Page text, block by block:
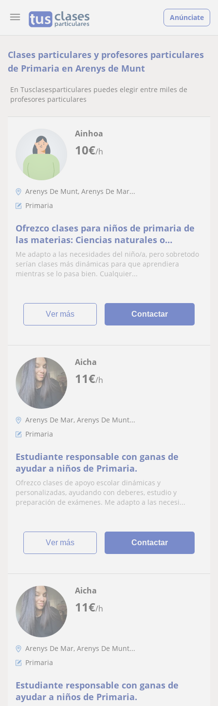
Anúnciate
Clases particulares y profesores particulares
de Primaria en Arenys de Munt
En Tusclasesparticulares puedes elegir entre miles de
profesores particulares
10€/h
Ainhoa
Arenys De Munt, Arenys De Mar...
Primaria
Ofrezco clases para niños de primaria de
las materias: Ciencias naturales o
sociales, inglés, catalán o castellano.
Me adapto a las necesidades del niño/a, pero sobretodo
serían clases más dinámicas para que aprendiera
mientras se lo pasa bien. Cualquier...
ver más Contactar
11€/h
Aicha
Arenys De Mar, Arenys De Munt...
Primaria
Estudiante responsable con ganas de
ayudar a niños de Primaria.
Ofrezco clases de apoyo escolar dinámicas y
personalizadas, ayudando con deberes, estudio y
preparación de exámenes. Me adapto a las necesi...
ver más Contactar
11€/h
Aicha
Arenys De Mar, Arenys De Munt...
Primaria
Estudiante responsable con ganas de
ayudar a niños de Primaria.